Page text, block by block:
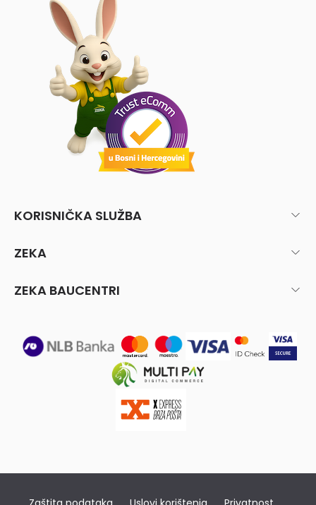
KORISNIČKA SLUŽBA
ZEKA
ZEKA BAUCENTRI